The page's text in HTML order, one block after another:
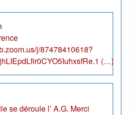
j/87478410618?
(…)
se déroule l’ A.G. Merci